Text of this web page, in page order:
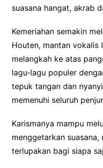
suasana hangat, akrab
Kemeriahan semakin
Houten, mantan vokalis
melangkah ke atas
lagu‑lagu populer
tepuk tangan dan
memenuhi seluruh
Karismanya mampu
menggetarkan
terlupakan bagi siapa